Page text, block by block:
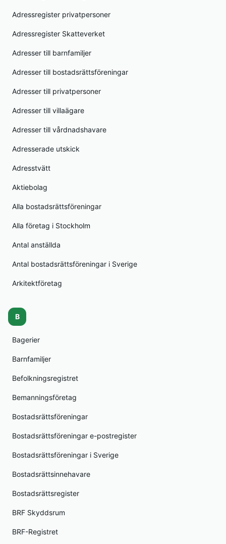
Adressregister privatpersoner
Adressregister Skatteverket
Adresser till barnfamiljer
Adresser till bostadsrättsföreningar
Adresser till privatpersoner
Adresser till villaägare
Adresser till vårdnadshavare
Adresserade utskick
Adresstvätt
Aktiebolag
Alla bostadsrättsföreningar
Alla företag i Stockholm
Antal anställda
Antal bostadsrättsföreningar i Sverige
Arkitektföretag
B
Bagerier
Barnfamiljer
Befolkningsregistret
Bemanningsföretag
Bostadsrättsföreningar
Bostadsrättsföreningar e-postregister
Bostadsrättsföreningar i Sverige
Bostadsrättsinnehavare
Bostadsrättsregister
BRF Skyddsrum
BRF-Registret